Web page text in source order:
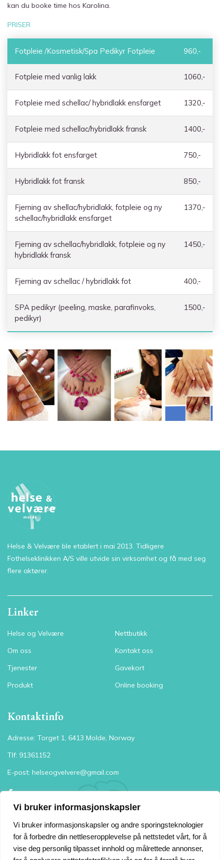
Vi bruker informasjonskapsler
Vi bruker informasjonskapsler og andre sporingsteknologier
for å forbedre din nettleseropplevelse på nettstedet vårt, for å
vise deg personlig tilpasset innhold og målrettede annonser,
kan du booke time hos Karolina.
PRISER
Fotpleie /Kosmetisk/Spa Pedikyr Fotpleie 960,-
Fotpleie med vanlig lakk 1060,-
Fotpleie med schellac/ hybridlakk ensfarget 1320,-
Fotpleie med schellac/hybridlakk fransk 1400,-
Hybridlakk fot ensfarget 750,-
Hybridlakk fot fransk 850,-
Fjerning av shellac/hybridlakk, fotpleie og ny
schellac/hybridlakk ensfarget
1370,-
Fjerning av schellac/hybridlakk, fotpleie og ny
hybridlakk fransk
1450,-
Fjerning av schellac / hybridlakk fot 400,-
SPA pedikyr (peeling, maske, parafinvoks,
pedikyr)
1500,-
Helse & Velvære ble etablert i mai 2013. Tidligere
Fothelseklinikken A/S ville utvide sin virksomhet og få med seg
flere aktører.
Linker
Helse og Velvære
Om oss
Tjenester
Produkt
Nettbutikk
Kontakt oss
Gavekort
Online booking
Kontaktinfo
Adresse: Torget 1, 6413 Molde, Norway
Tlf: 91361152
E-post: helseogvelvere@gmail.com
Åpningstider
Mandag - Onsdag:
10:00 - 18:00